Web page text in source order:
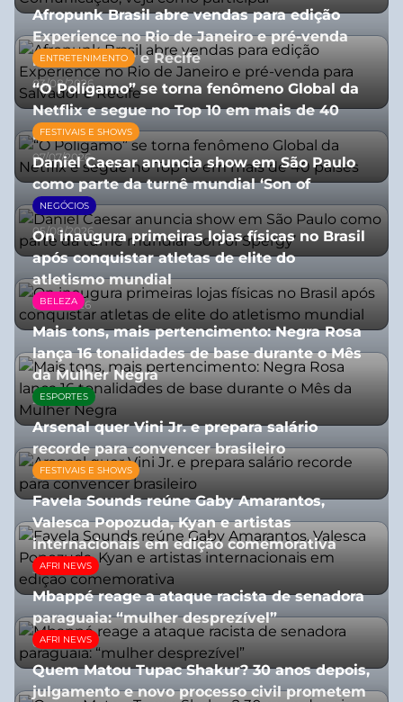
Afropunk Brasil abre vendas para edição
Experience no Rio de Janeiro e pré-venda
para Salvador e Recife
03/08/2026
ENTRETENIMENTO
“O Polígamo” se torna fenômeno Global da
Netflix e segue no Top 10 em mais de 40
países
07/07/2026
FESTIVAIS E SHOWS
Daniel Caesar anuncia show em São Paulo
como parte da turnê mundial ‘Son of
Spergy’
05/08/2026
NEGÓCIOS
On inaugura primeiras lojas físicas no Brasil
após conquistar atletas de elite do
atletismo mundial
07/07/2026
BELEZA
Mais tons, mais pertencimento: Negra Rosa
lança 16 tonalidades de base durante o Mês
da Mulher Negra
28/07/2026
ESPORTES
Arsenal quer Vini Jr. e prepara salário
recorde para convencer brasileiro
27/07/2026
FESTIVAIS E SHOWS
Favela Sounds reúne Gaby Amarantos,
Valesca Popozuda, Kyan e artistas
internacionais em edição comemorativa
31/07/2026
AFRI NEWS
Mbappé reage a ataque racista de senadora
paraguaia: “mulher desprezível”
07/07/2026
AFRI NEWS
Quem Matou Tupac Shakur? 30 anos depois,
julgamento e novo processo civil prometem